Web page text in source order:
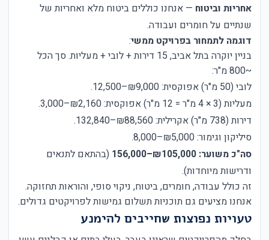
אחריות וביטוח — אנחנו כוללים ביטוח מלא ואחריות של
שנתיים על חומרים ועבודה.
דוגמה לתמחור בפרויקט ממשי:
בניין יוקרה בתל אביב, 15 דירות + לובי + מעליות. סך הכל
~800 מ"ר:
לובי (50 מ"ר) אפוקסית: ₪9,000–12,500.
מעליות (3 × 4 מ"ר = 12 מ"ר) אפוקסית: ₪2,160–3,000.
דירות (738 מ"ר) אקרילית: ₪88,560–132,840.
סיליקון וגימור: ₪5,000–8,000.
סה"כ משוער: ₪105,000–156,000
(בהתאם לתנאים
ודרישות מיוחדות).
זה כולל עבודה, חומרים, ביטוח, ניקוי סופי, והוראות תחזוקה.
אנחנו מציעים גם תוכניות תשלום גמישות לפרויקטים גדולים.
טעויות נפוצות שחייבים להימנע